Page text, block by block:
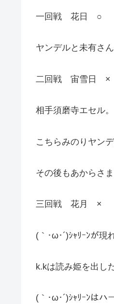
一回戦 花日 ○
ヤンデルと未有さ
二回戦 宙雪日 ×
相手須磨寺エセル。
こちらみのりヤン
その後もあからさ
三回戦 花月 ×
(｀･ω･´)ｼｬﾘｰﾝが現
k.kは読み姫を出し
(｀･ω･´)ｼｬﾘｰﾝはハ